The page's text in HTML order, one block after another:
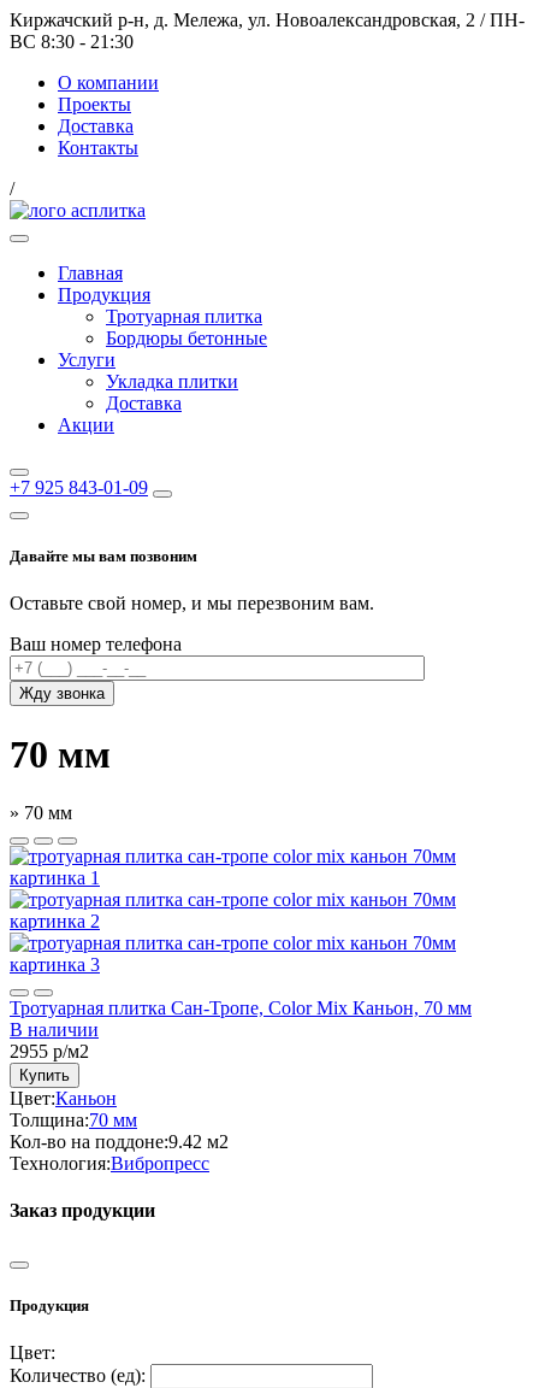
Киржачский р-н, д. Мележа, ул. Новоалександровская, 2 / ПН-
ВС 8:30 - 21:30
О компании
Проекты
Доставка
Контакты
/
Главная
Продукция
Тротуарная плитка
Бордюры бетонные
Услуги
Укладка плитки
Доставка
Акции
+7 925 843-01-09
Давайте мы вам позвоним
Оставьте свой номер, и мы перезвоним вам.
Ваш номер телефона
70 мм
» 70 мм
Тротуарная плитка Сан-Тропе, Color Mix Каньон, 70 мм
В наличии
2955 р/м2
Купить
Цвет:Каньон
Толщина:70 мм
Кол-во на поддоне:9.42 м2
Технология:Вибропресс
Заказ продукции
Продукция
Цвет:
Количество (ед):